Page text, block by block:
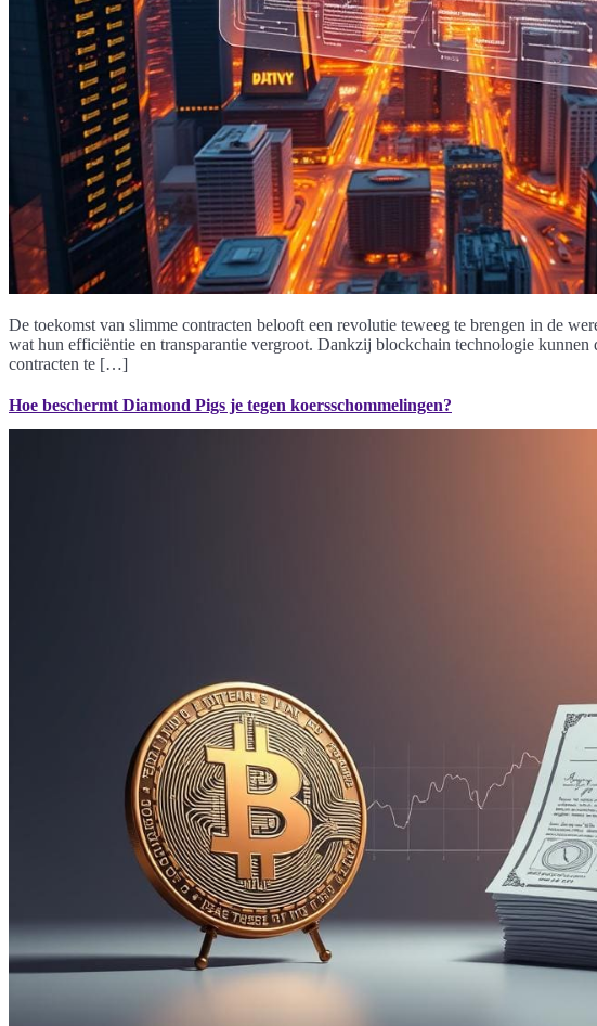
De toekomst van slimme contracten belooft een revolutie teweeg te brengen in de
wat hun efficiëntie en transparantie vergroot. Dankzij blockchain technologie
contracten te […]
Hoe beschermt Diamond Pigs je tegen koersschommelingen?